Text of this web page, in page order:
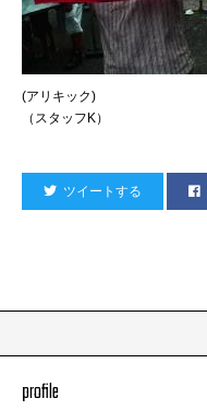
(アリキック)
（スタッフK）
ツイートする
profile